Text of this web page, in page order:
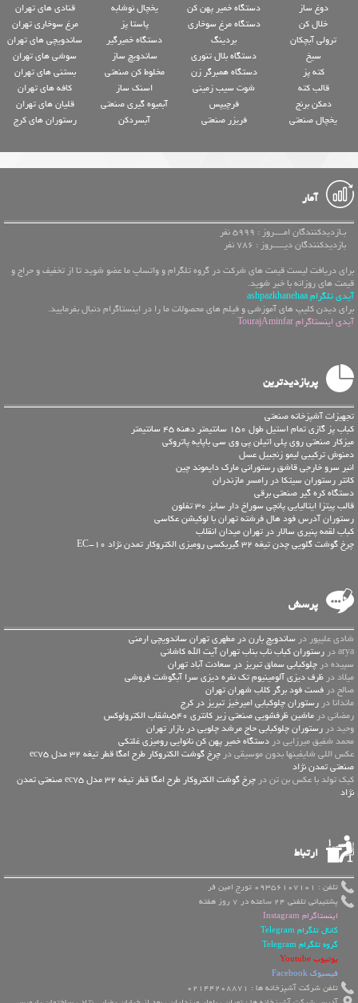
دوغ ساز
خلال کن
ترولی آبچکان
سیخ
کته پز
قالب کته
دمکن برنج
یخچال صنعتی
دستگاه خمیر پهن کن
دستگاه مرغ سوخاری
بردینگ
دستگاه بلال تنوری
دستگاه همبرگر زن
شوت سیب زمینی
فرچیپس
فریزر صنعتی
یخچال نوشابه
پاستا پز
دستگاه خمیرگیر
ساندویچ ساز
مخلوط کن صنعتی
اسنک ساز
آبمیوه گیری صنعتی
آبسردکن
قنادی های تهران
مرغ سوخاری تهران
ساندویچی های تهران
سوشی های تهران
بستنی های تهران
کافه های تهران
قلیان های تهران
رستوران های کرج
آمار
بـازدیدکنندگان امــــروز : 5999 نفر
بازدیدکنندگان دیـــــروز : 786 نفر
برای دریافت لیست قیمت های شرکت در گروه تلگرام و واتساپ ما عضو شوید تا از تخفیف و حراج و
قیمت های روزانه با خبر شوید.
آیدی تلگرام ashpazkhanehaa
برای دیدن کلیپ های آموزشی و فیلم های محصولات ما را در اینستاگرام دنبال بفرمایید.
آیدی اینستاگرام TourajAminfar
پربازدیدترین
تجهیزات آشپزخانه صنعتی
کباب پز گازی تمام استیل طول 150 سانتیمتر دهنه 45 سانتیمتر
میزکار صنعتی روی پلی اتیلن پی وی سی باپایه پاتروکی
دمنوش ترکیبی لیمو زنجبیل عسل
انبر سرو خارجی قاشق رستورانی مارک دایموند چین
کانتر رستوران سیتکا در رامسر مازندران
دستگاه کره گیر صنعتی برقی
قالب پیتزا ایتالیایی پانچی سوراخ دار سایز 30 تفلون
رستوران آدرس فود هال فرشته تهران با لوکیشن عکاسی
کباب لقمه پنیری سالار در تهران میدان انقلاب
چرخ گوشت گلویی چدن تیغه 32 گیربکسی رومیزی الکتروکار تمدن نژاد EC-10
پرسش
شادی علیپور در ساندویچ بارن در مطهری تهران ساندویچی ارمنی
arya در
رستوران کباب ناب بناب تهران آیت الله کاشانی
سپیده در چلوکبابی سماق تبریز در سعادت آباد تهران
میلاد در ظرف دیزی آلومینیوم تک نفره دیزی سرا آبگوشت فروشی
صالح در فست فود برگر کلاب شهران تهران
ماندانا در رستوران چلوکبابی امیرخیز تبریز در کرج
رمضانی در ماشین ظرفشویی صنعتی زیر کانتری 540بشقاب الکترولوکس
وحید در رستوران چلوکبابی حاج مرشد چلویی در بازار تهران
محمد شفیق میرزایی در دستگاه خمیر پهن کن نانوایی رومیزی غلتکی
عكس اللي شايفينها بدون موسيقى در
چرخ گوشت الکتروکار طرح امگا قطر تیغه 32 مدل ec75
صنعتی تمدن نژاد
کیک تولد با عکس بن تن در
چرخ گوشت الکتروکار طرح امگا قطر تیغه 32 مدل ec75 صنعتی تمدن
نژاد
ارتباط
تلفن : 09356107101 تورج امین فر
پشتیبانی تلفنی 24 ساعته در 7 روز هفته
اینستاگرام Instagram
کانال تلگرام Telegram
گروه تلگرام Telegram
یوتیوب Youtube
فیسبوک Facebook
تلفن شرکت آشپزخانه ها : 02144208871